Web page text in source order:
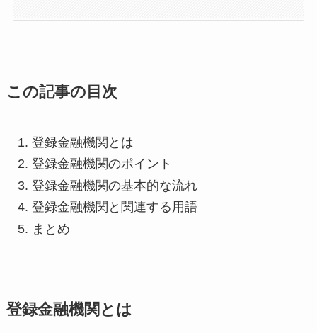
この記事の目次
登録金融機関とは
登録金融機関のポイント
登録金融機関の基本的な流れ
登録金融機関と関連する用語
まとめ
登録金融機関とは